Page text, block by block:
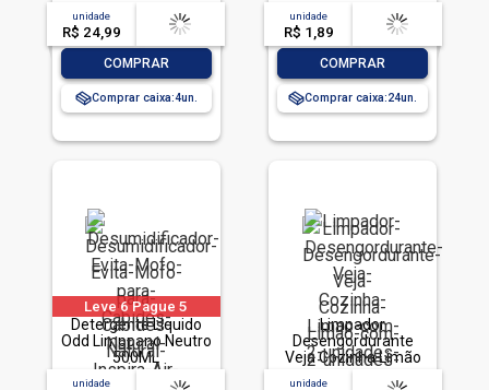
unidade
R$ 24,99
acima de
-- --,--un.
COMPRAR
Comprar caixa:4
unidade
R$ 1,89
acima de
-- --,--un.
COMPRAR
Comprar caixa:24
Leve 6 Pague 5
Detergente LÍquido
Odd Limppano Neutro
500ML
unidade acima de
Limpador
Desengordurante
Veja Cozinha Limão
com 2 unidades de
unidade acima de